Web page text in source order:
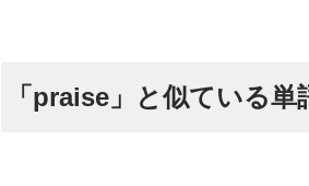
「praise」と似ている